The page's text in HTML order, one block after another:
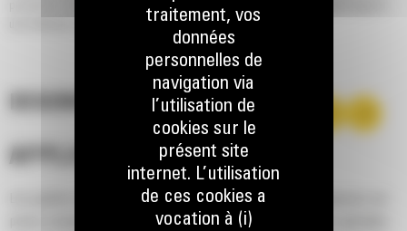
production. Les avantages de cette conception: des facteurs de remplissage et
APPLICATION
Les godets normaux GP série Performance pour les chargeuses sur
pneus compactes Cat® assurent de bonnes performances globales
traitement, vos
données
personnelles de
navigation via
l’utilisation de
cookies sur le
présent site
internet. L’utilisation
de ces cookies a
vocation à (i)